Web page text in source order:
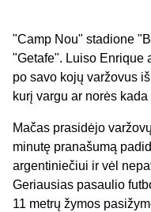
"Camp Nou" stadione
"Getafe". Luiso Enrique
po savo kojų varžovus
kurį vargu ar norės
Mačas prasidėjo
minutę pranašumą
argentiniečiui ir vėl
Geriausias pasaulio
11 metrų žymos